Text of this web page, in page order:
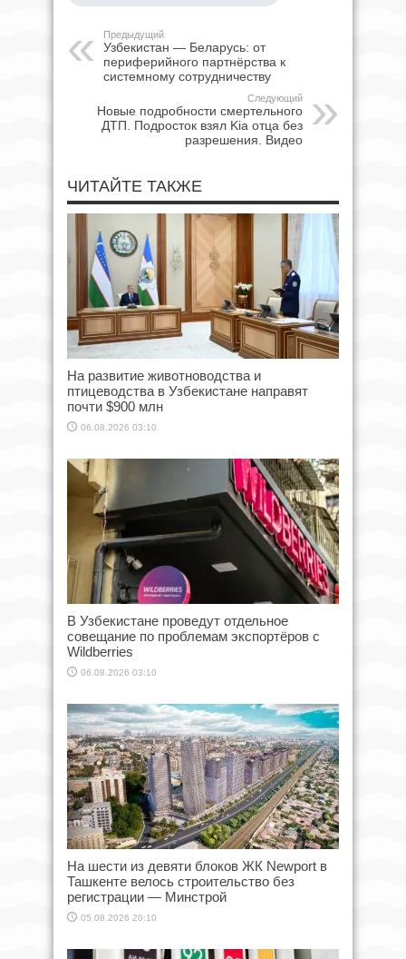
Предыдущий
Узбекистан — Беларусь: от
периферийного партнёрства к
системному сотрудничеству
Следующий
Новые подробности смертельного
ДТП. Подросток взял Kia отца без
разрешения. Видео
ЧИТАЙТЕ ТАКЖЕ
На развитие животноводства и
птицеводства в Узбекистане направят
почти $900 млн
06.08.2026 03:10
В Узбекистане проведут отдельное
совещание по проблемам экспортёров с
Wildberries
06.08.2026 03:10
На шести из девяти блоков ЖК Newport в
Ташкенте велось строительство без
регистрации — Минстрой
05.08.2026 20:10